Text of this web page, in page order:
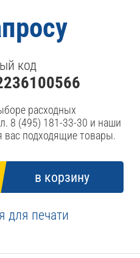
код
расходных
8 (495) 181-33-30 и наши
вас подходящие товары.
для печати